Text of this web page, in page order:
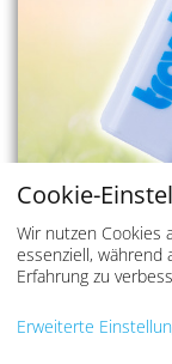
Entzünden Sie
Cookie-
Wir nutzen Cookies
essenziell, während
Erfahrung zu
Erweiterte